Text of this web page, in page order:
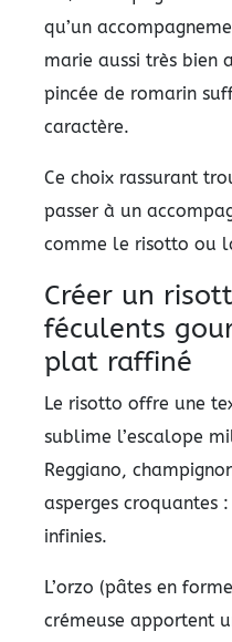
qu’un
marie aussi très bien
pincée de romarin
caractère.
Ce choix rassurant
passer à un
comme le risotto ou
Créer un
féculents
plat raffiné
Le risotto offre une
sublime l’escalope
Reggiano,
asperges croquantes
infinies.
L’orzo (pâtes en
crémeuse apportent